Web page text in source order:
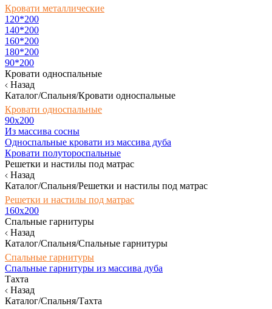
Кровати металлические
120*200
140*200
160*200
180*200
90*200
Кровати односпальные
Назад
Каталог/Спальня/Кровати односпальные
Кровати односпальные
90х200
Из массива сосны
Односпальные кровати из массива дуба
Кровати полутороспальные
Решетки и настилы под матрас
Назад
Каталог/Спальня/Решетки и настилы под матрас
Решетки и настилы под матрас
160х200
Спальные гарнитуры
Назад
Каталог/Спальня/Спальные гарнитуры
Спальные гарнитуры
Спальные гарнитуры из массива дуба
Тахта
Назад
Каталог/Спальня/Тахта